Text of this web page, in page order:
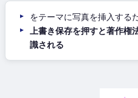
をテーマに写真を挿入する
上書き保存を押すと著作権
識される